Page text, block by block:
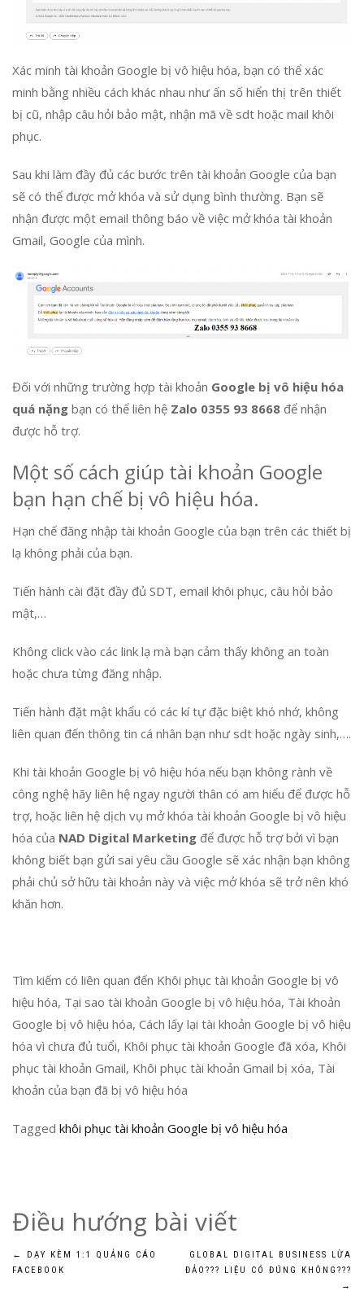
Xác minh tài khoản Google bị vô hiệu hóa, bạn có thể xác
minh bằng nhiều cách khác nhau như ấn số hiển thị trên thiết
bị cũ, nhập câu hỏi bảo mật, nhận mã về sdt hoặc mail khôi
phục.
Sau khi làm đầy đủ các bước trên tài khoản Google của bạn
sẽ có thể được mở khóa và sử dụng bình thường. Bạn sẽ
nhận được một email thông báo về việc mở khóa tài khoản
Gmail, Google của mình.
Đối với những trường hợp tài khoản Google bị vô hiệu hóa
quá nặng bạn có thể liên hệ Zalo 0355 93 8668 để nhận
được hỗ trợ.
Một số cách giúp tài khoản Google
bạn hạn chế bị vô hiệu hóa.
Hạn chế đăng nhập tài khoản Google của bạn trên các thiết bị
lạ không phải của bạn.
Tiến hành cài đặt đầy đủ SDT, email khôi phục, câu hỏi bảo
mật,…
Không click vào các link lạ mà bạn cảm thấy không an toàn
hoặc chưa từng đăng nhập.
Tiến hành đặt mật khẩu có các kí tự đặc biệt khó nhớ, không
liên quan đến thông tin cá nhân bạn như sdt hoặc ngày sinh,….
Khi tài khoản Google bị vô hiệu hóa nếu bạn không rành về
công nghệ hãy liên hệ ngay người thân có am hiểu để được hỗ
trợ, hoặc liên hệ dịch vụ mở khóa tài khoản Google bị vô hiệu
hóa của NAD Digital Marketing để được hỗ trợ bởi vì bạn
không biết bạn gửi sai yêu cầu Google sẽ xác nhận bạn không
phải chủ sở hữu tài khoản này và việc mở khóa sẽ trở nên khó
khăn hơn.
Tìm kiếm có liên quan đến Khôi phục tài khoản Google bị vô
hiệu hóa, Tại sao tài khoản Google bị vô hiệu hóa, Tài khoản
Google bị vô hiệu hóa, Cách lấy lại tài khoản Google bị vô hiệu
hóa vì chưa đủ tuổi, Khôi phục tài khoản Google đã xóa, Khôi
phục tài khoản Gmail, Khôi phục tài khoản Gmail bị xóa, Tài
khoản của bạn đã bị vô hiệu hóa
Tagged khôi phục tài khoản Google bị vô hiệu hóa
Điều hướng bài viết
←
DẠY KÈM 1:1 QUẢNG CÁO
FACEBOOK
GLOBAL DIGITAL BUSINESS LỪA
ĐẢO??? LIỆU CÓ ĐÚNG KHÔNG???
→